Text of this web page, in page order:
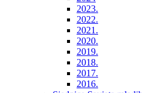
2023.
2022.
2021.
2020.
2019.
2018.
2017.
2016.